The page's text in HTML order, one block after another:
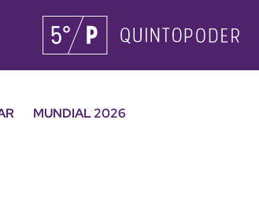
MUNDIAL 2026